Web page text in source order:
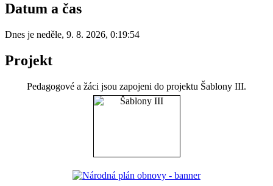
Datum a čas
Dnes je neděle, 9. 8. 2026, 0:19:54
Projekt
Pedagogové a žáci jsou zapojeni do projektu Šablony III.